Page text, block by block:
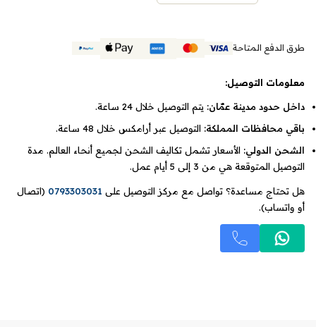
طرق الدفع المتاحة
معلومات التوصيل:
داخل حدود مدينة عمّان: يتم التوصيل خلال 24 ساعة.
باقي محافظات المملكة: التوصيل عبر أرامكس خلال 48 ساعة.
الشحن الدولي: الأسعار تشمل تكاليف الشحن لجميع أنحاء العالم. مدة
التوصيل المتوقعة هي من 3 إلى 5 أيام عمل.
هل تحتاج مساعدة؟ تواصل مع مركز التوصيل على 0793303031 (اتصال
أو واتساب).